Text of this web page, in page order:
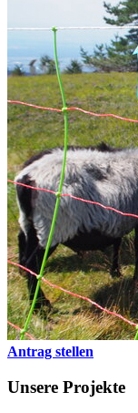
Antrag stellen
Unsere Projekte